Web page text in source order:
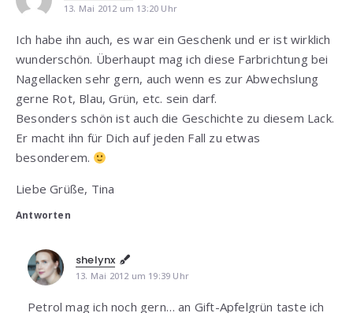
13. Mai 2012 um 13:20 Uhr
Ich habe ihn auch, es war ein Geschenk und er ist wirklich
wunderschön. Überhaupt mag ich diese Farbrichtung bei
Nagellacken sehr gern, auch wenn es zur Abwechslung
gerne Rot, Blau, Grün, etc. sein darf.
Besonders schön ist auch die Geschichte zu diesem Lack.
Er macht ihn für Dich auf jeden Fall zu etwas
besonderem.
Liebe Grüße, Tina
Antworten
shelynx
13. Mai 2012 um 19:39 Uhr
Petrol mag ich noch gern… an Gift-Apfelgrün taste ich